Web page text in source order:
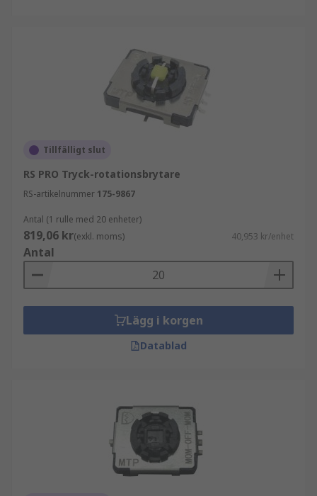
Tillfälligt slut
RS PRO Tryck-rotationsbrytare
RS-artikelnummer 175-9867
Antal (1 rulle med 20 enheter)
819,06 kr(exkl. moms) 40,953 kr/enhet
Antal
Lägg i korgen
Datablad